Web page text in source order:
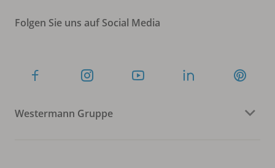
Folgen Sie uns auf Social Media
Westermann Gruppe